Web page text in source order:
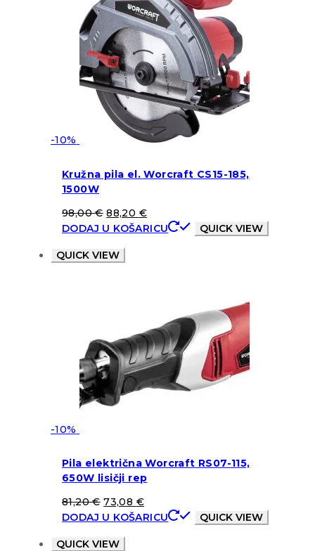
-10%
Kružna pila el. Worcraft CS15-185,
1500W
98,00€ 88,20 €
DODAJ U KOŠARICU
QUICK VIEW
QUICK VIEW
-10%
Pila električna Worcraft RS07-115,
650W lisičji rep
81,20€ 73,08 €
DODAJ U KOŠARICU
QUICK VIEW
QUICK VIEW